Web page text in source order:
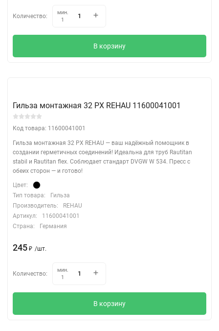
Количество:
мин.
1
В корзину
Гильза монтажная 32 PX REHAU 11600041001
Код товара: 11600041001
Гильза монтажная 32 PX REHAU — ваш надёжный помощник в
создании герметичных соединений! Идеальна для труб Rautitan
stabil и Rautitan flex. Соблюдает стандарт DVGW W 534. Пресс с
обеих сторон — и готово!
Цвет:
Тип товара:
Гильза
Производитель:
REHAU
Артикул:
11600041001
Страна:
Германия
245 ₽ /шт.
Количество:
мин.
1
В корзину